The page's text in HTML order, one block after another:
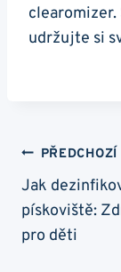
udržujte si
Navigace
Pro
PŘEDCHOZÍ
Jak
pískoviště:
pro děti